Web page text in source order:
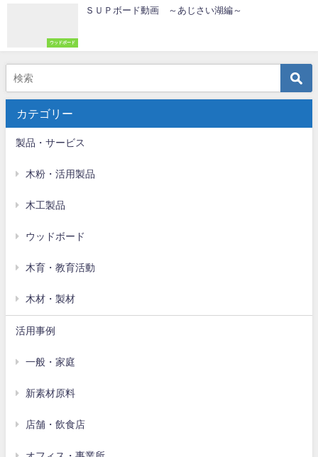
ウッドボード
ＳＵＰボード動画 ～あじさい湖編～
カテゴリー
製品・サービス
木粉・活用製品
木工製品
ウッドボード
木育・教育活動
木材・製材
活用事例
一般・家庭
新素材原料
店舗・飲食店